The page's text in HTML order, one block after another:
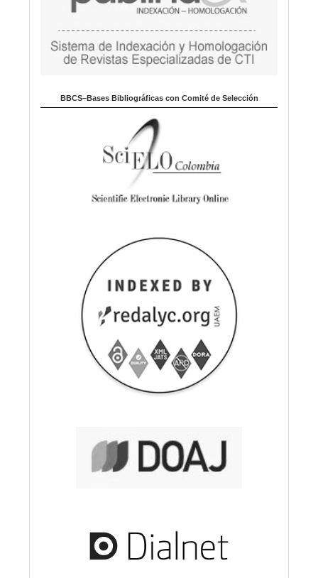
BBCS–Bases Bibliográficas con Comité de Selección